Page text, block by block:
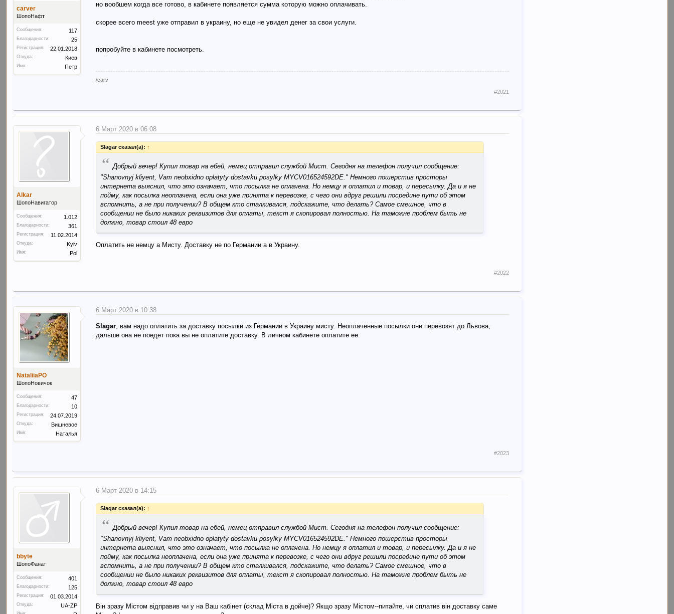
carver
ШопоНафт
Сообщения: 117
Благодарности: 25
Регистрация: 22.01.2018
Откуда: Киев
Имя: Петр
но вообшем когда все готово, в кабинете появляется сумма которую можно оплачивать.
скорее всего meest уже отправил в украину, но еще не увидел денег за свои услуги.
попробуйте в кабинете посмотреть.
/carv
#2021
Alkar
ШопоНавигатор
Сообщения: 1.012
Благодарности: 361
Регистрация: 11.02.2014
Откуда: Kyiv
Имя: Pol
6 Март 2020 в 06:08
Slagar сказал(а): ↑
“ Добрый вечер! Купил товар на ебей, немец отправил службой Мист. Сегодня на телефон получил сообщение:
"Shanovnyj kliyent, Vam neobxidno oplatyty dostavku posylky MYCV016524592DE." Немного пошерстив просторы
интернета выяснил, что это означает, что посылка не оплачена. Но немцу я оплатил и товар, и пересылку. Да и я не
пойму, как посылка неоплачена, если она уже принята к перевозке, с чего они вдруг решили посредине пути об этом
вспомнить, а не при получении? В общем кто сталкивался, подскажите, что делать? Самое смешное, что в
сообщении не было никаких реквизитов для оплаты, текст я скопировал полностью. На таможне проблем быть не
должно, товар стоил 48 евро
Оплатить не немцу а Мисту. Доставку не по Германии а в Украину.
#2022
NataliiaPO
ШопоНовичок
Сообщения: 47
Благодарности: 10
Регистрация: 24.07.2019
Откуда: Вишневое
Имя: Наталья
6 Март 2020 в 10:38
Slagar, вам надо оплатить за доставку посылки из Германии в Украину мисту. Неоплаченные посылки они перевозят до Львова,
дальше она не поедет пока вы не оплатите доставку. В личном кабинете оплатите ее.
#2023
bbyte
ШопоФанат
Сообщения: 401
Благодарности: 125
Регистрация: 01.03.2014
Откуда: UA-ZP
6 Март 2020 в 14:15
Slagar сказал(а): ↑
“ Добрый вечер! Купил товар на ебей, немец отправил службой Мист. Сегодня на телефон получил сообщение:
"Shanovnyj kliyent, Vam neobxidno oplatyty dostavku posylky MYCV016524592DE." Немного пошерстив просторы
интернета выяснил, что это означает, что посылка не оплачена. Но немцу я оплатил и товар, и пересылку. Да и я не
пойму, как посылка неоплачена, если она уже принята к перевозке, с чего они вдруг решили посредине пути об этом
вспомнить, а не при получении? В общем кто сталкивался, подскажите, что делать? Самое смешное, что в
сообщении не было никаких реквизитов для оплаты, текст я скопировал полностью. На таможне проблем быть не
должно, товар стоил 48 евро
Він зразу Містом відправив чи у на Ваш кабінет (склад Міста в дойче)? Якщо зразу Містом--питайте, чи сплатив він доставку саме